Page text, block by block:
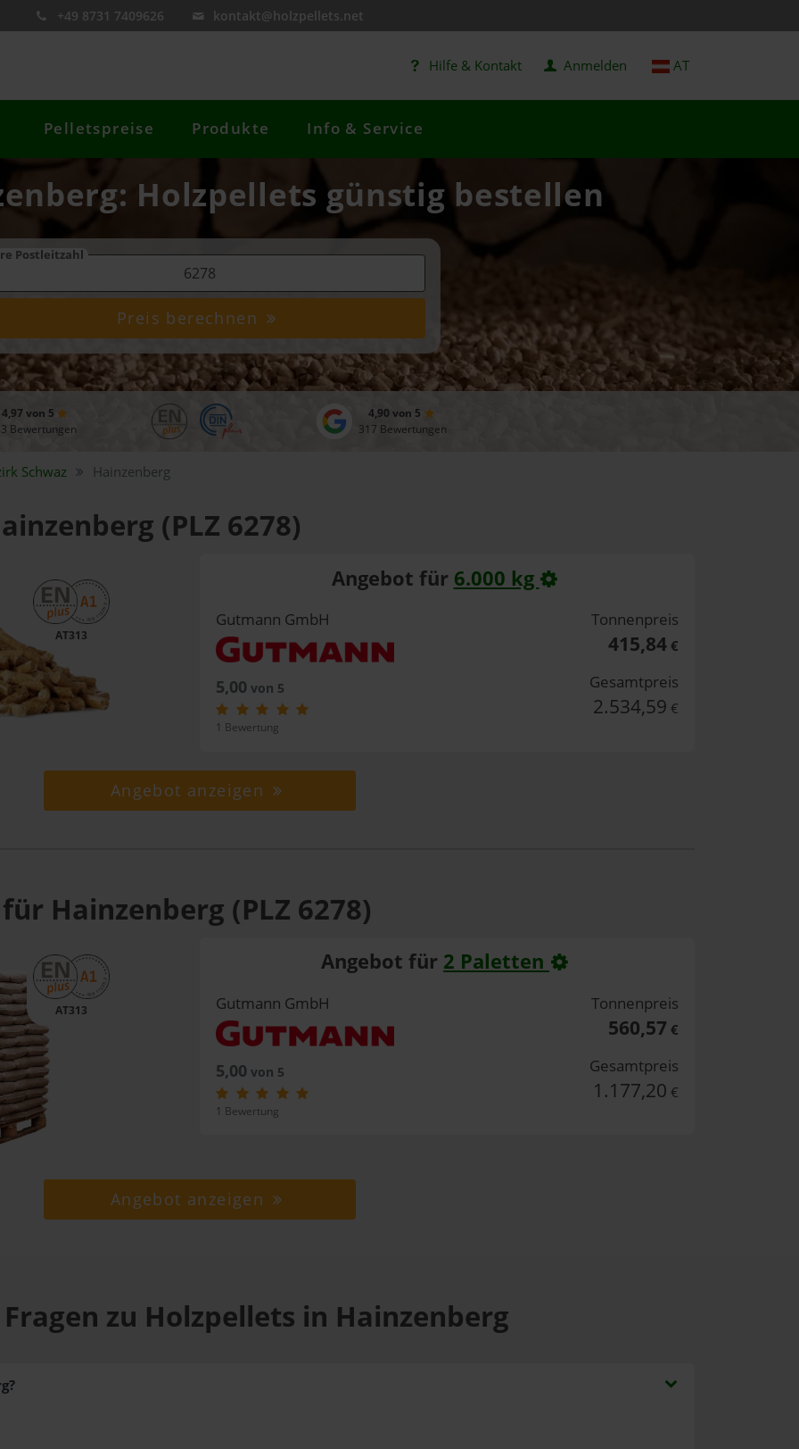
+49 8731 7409626 kontakt@holzpellets.net
Hilfe & Kontakt Anmelden AT
Pelletspreise Produkte Info & Service
Holzpellets günstig bestellen
Postleitzahl
Preis berechnen
4,97 von 5
Bewertungen
4,90 von 5
317 Bewertungen
Schwaz Hainzenberg
(PLZ 6278)
AT313
Angebot für 6.000 kg
Gutmann GmbH
5,00 von 5
1 Bewertung
Tonnenpreis
415,84€
Gesamtpreis
2.534,59 €
Angebot anzeigen
Hainzenberg (PLZ 6278)
AT313
Angebot für 2 Paletten
Gutmann GmbH
5,00 von 5
1 Bewertung
Tonnenpreis
560,57 €
Gesamtpreis
1.177,20 €
Angebot anzeigen
zu Holzpellets in Hainzenberg